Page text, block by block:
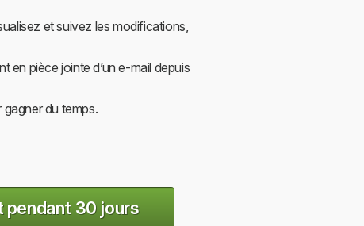
et suivez les modifications,
en pièce jointe d’un e-mail depuis
du temps.
pendant 30 jours